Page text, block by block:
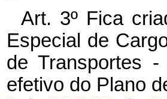
Art. 3º Fica
Especial de
de Transportes
efetivo do Plano